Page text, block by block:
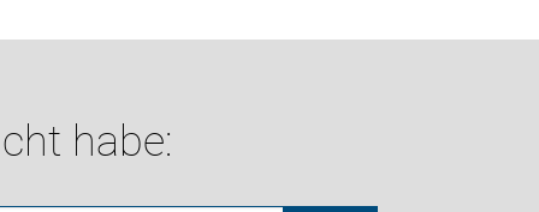
habe: